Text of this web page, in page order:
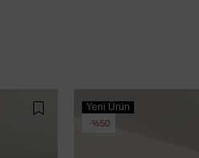
Yeni Ürün
%50